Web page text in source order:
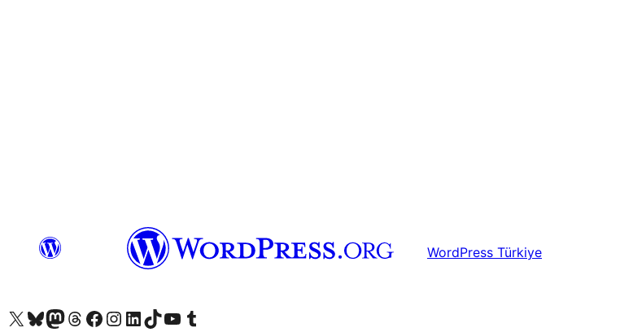
WordPress Türkiye
X (eski Twitter) hesabımıza bakın
Bluesky hesabımızı ziyaret edinMastodon hesabımızı ziyaret edinThreads hesabımızı ziyaret edinFacebook sayfamızı ziyaret edinInstagram hesabımızı ziyaret edinLinkedIn hesabımızı ziyaret edinTikTok hesabımızı ziyaret edinYouTube kanalımızı ziyaret edinTumblr hesabımızı ziyaret edin